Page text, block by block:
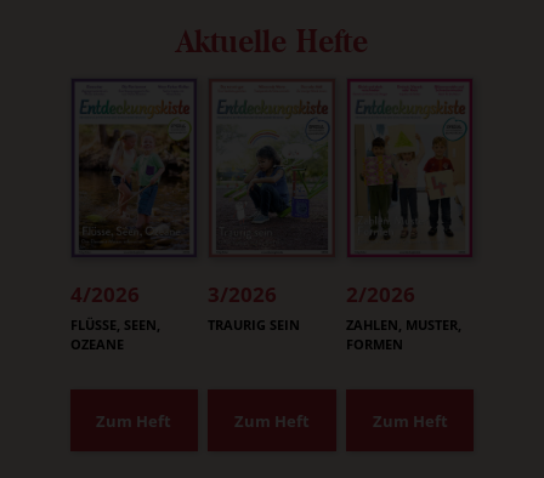
Aktuelle Hefte
4/2026
:
FLÜSSE, SEEN,
OZEANE
Zum Heft
3/2026
:
TRAURIG SEIN
Zum Heft
2/2026
:
ZAHLEN, MUSTER,
FORMEN
Zum Heft